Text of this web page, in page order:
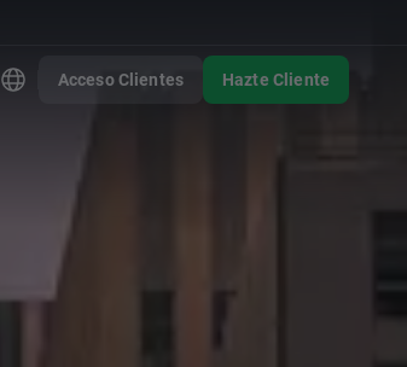
Acceso Clientes Hazte Cliente